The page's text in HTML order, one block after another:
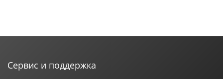
Сервис и поддержка